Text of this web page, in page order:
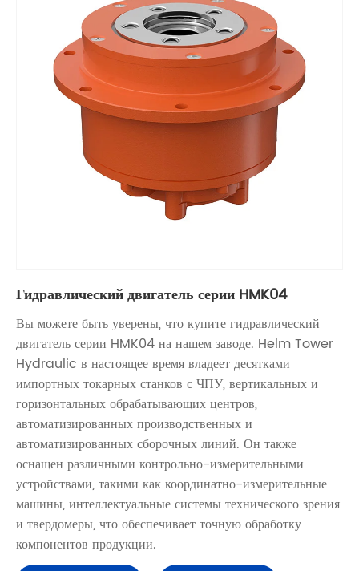
Гидравлический двигатель серии HMK04
Вы можете быть уверены, что купите гидравлический
двигатель серии HMK04 на нашем заводе. Helm Tower
Hydraulic в настоящее время владеет десятками
импортных токарных станков с ЧПУ, вертикальных и
горизонтальных обрабатывающих центров,
автоматизированных производственных и
автоматизированных сборочных линий. Он также
оснащен различными контрольно-измерительными
устройствами, такими как координатно-измерительные
машины, интеллектуальные системы технического зрения
и твердомеры, что обеспечивает точную обработку
компонентов продукции.